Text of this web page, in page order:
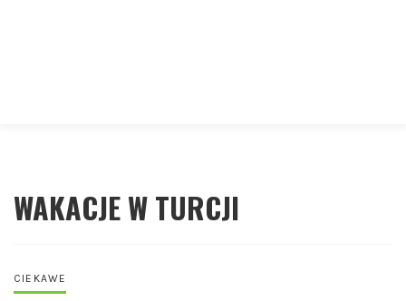
WAKACJE W TURCJI
CIEKAWE